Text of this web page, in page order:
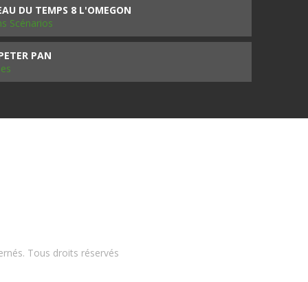
DU TEMPS 8 L'OMEGON
Scénarios
PAN
Tous droits réservés